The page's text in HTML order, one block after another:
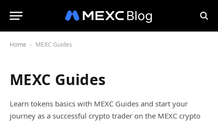
Home - MEXC Guides
MEXC Guides
Learn tokens basics with MEXС Guides and start your
journey as a successful crypto trader on the MEXС crypto